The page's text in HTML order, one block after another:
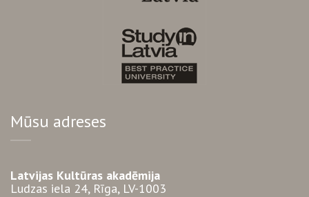
Mūsu adreses
Latvijas Kultūras akadēmija
Ludzas iela 24, Rīga, LV-1003